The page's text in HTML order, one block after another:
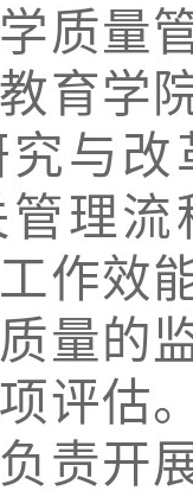
质量
育学
与
理
作效
量的
评估
责开